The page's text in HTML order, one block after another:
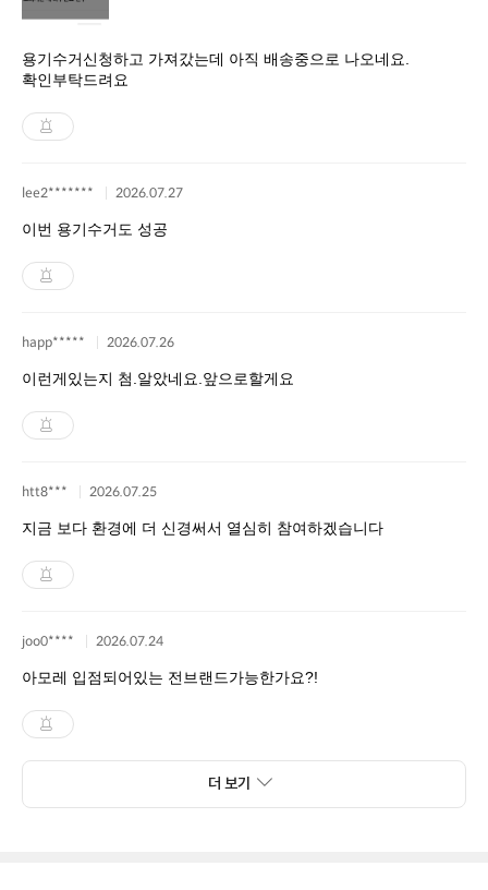
용기수거신청하고 가져갔는데 아직 배송중으로 나오네요.
확인부탁드려요
lee2******* 2026.07.27
이번 용기수거도 성공
happ***** 2026.07.26
이런게있는지 첨.알았네요.앞으로할게요
htt8*** 2026.07.25
지금 보다 환경에 더 신경써서 열심히 참여하겠습니다
joo0**** 2026.07.24
아모레 입점되어있는 전브랜드가능한가요?!
더 보기